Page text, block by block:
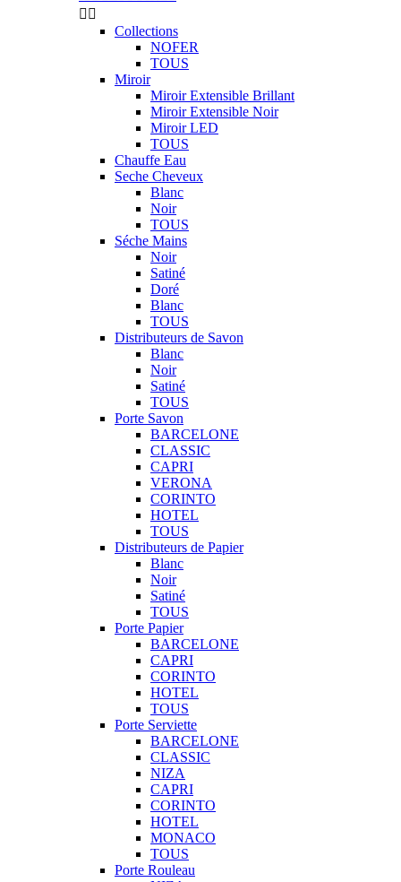
 
Collections
NOFER
TOUS
Miroir
Miroir Extensible Brillant
Miroir Extensible Noir
Miroir LED
TOUS
Chauffe Eau
Seche Cheveux
Blanc
Noir
TOUS
Séche Mains
Noir
Satiné
Doré
Blanc
TOUS
Distributeurs de Savon
Blanc
Noir
Satiné
TOUS
Porte Savon
BARCELONE
CLASSIC
CAPRI
VERONA
CORINTO
HOTEL
TOUS
Distributeurs de Papier
Blanc
Noir
Satiné
TOUS
Porte Papier
BARCELONE
CAPRI
CORINTO
HOTEL
TOUS
Porte Serviette
BARCELONE
CLASSIC
NIZA
CAPRI
CORINTO
HOTEL
MONACO
TOUS
Porte Rouleau